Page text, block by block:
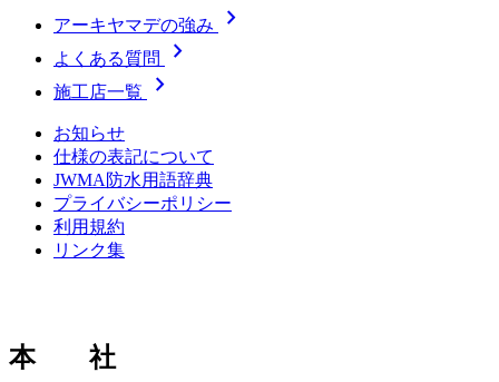
アーキヤマデの強み chevron_right
よくある質問 chevron_right
施工店一覧 chevron_right
お知らせ
仕様の表記について
JWMA防水用語辞典
プライバシーポリシー
利用規約
リンク集
本 社